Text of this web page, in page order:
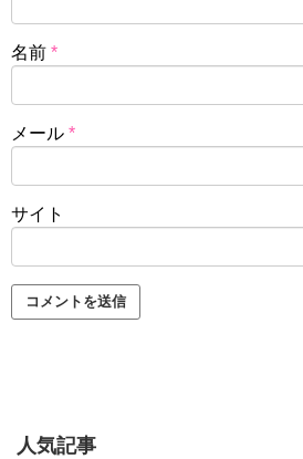
名前 *
メール *
サイト
人気記事